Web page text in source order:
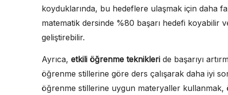
koyduklarında, bu hedeflere ulaşmak için daha
matematik dersinde %80 başarı hedefi koyabilir
geliştirebilir.
Ayrıca, etkili öğrenme teknikleri de başarıyı
öğrenme stillerine göre ders çalışarak daha iyi
öğrenme stillerine uygun materyaller kullanmak,